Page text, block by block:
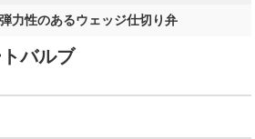
力性のあるウェッジ仕切り弁
バルブ